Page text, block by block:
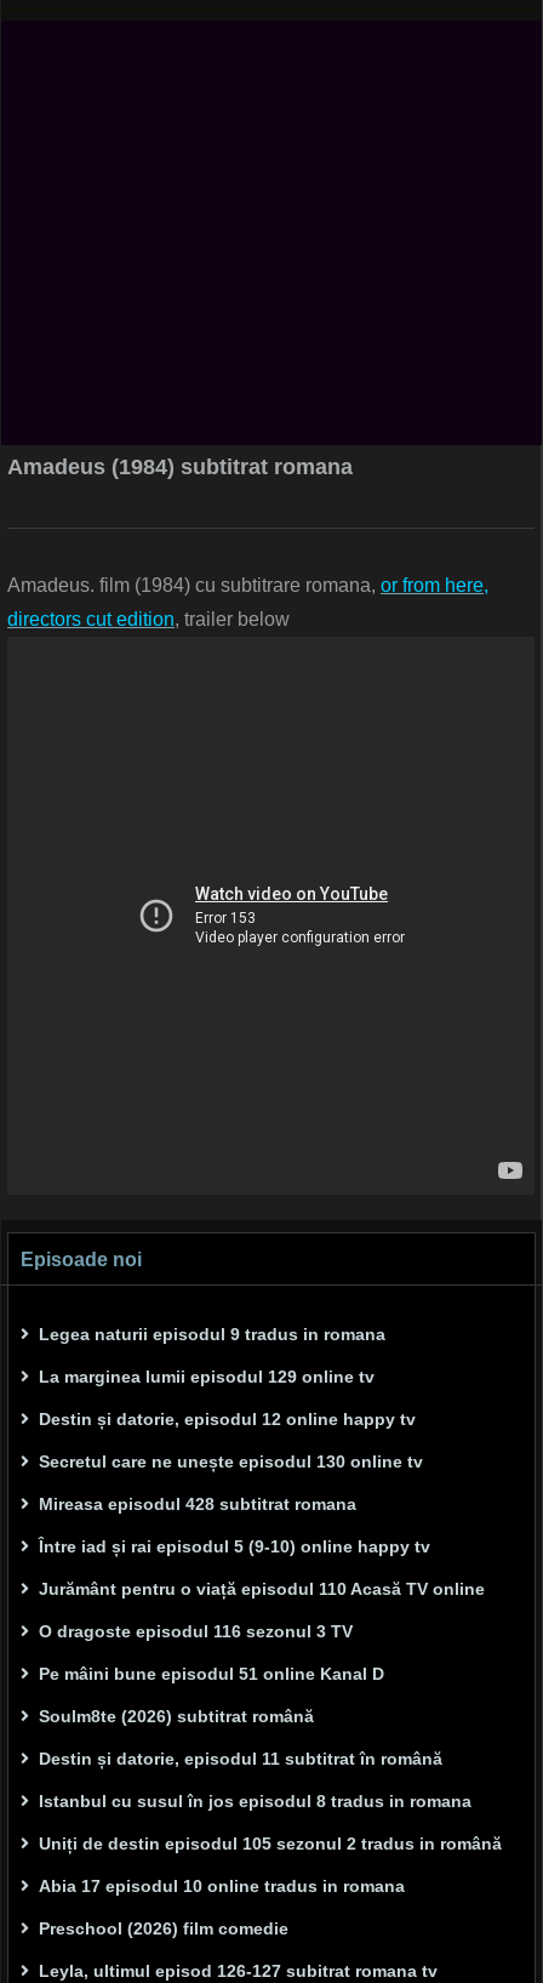
Amadeus (1984) subtitrat romana
Amadeus. film (1984) cu subtitrare romana, or from here,
directors cut edition, trailer below
Episoade noi
Legea naturii episodul 9 tradus in romana
La marginea lumii episodul 129 online tv
Destin și datorie, episodul 12 online happy tv
Secretul care ne unește episodul 130 online tv
Mireasa episodul 428 subtitrat romana
Între iad și rai episodul 5 (9-10) online happy tv
Jurământ pentru o viață episodul 110 Acasă TV online
O dragoste episodul 116 sezonul 3 TV
Pe mâini bune episodul 51 online Kanal D
Soulm8te (2026) subtitrat română
Destin și datorie, episodul 11 subtitrat în română
Istanbul cu susul în jos episodul 8 tradus in romana
Uniți de destin episodul 105 sezonul 2 tradus in română
Abia 17 episodul 10 online tradus in romana
Preschool (2026) film comedie
Leyla, ultimul episod 126-127 subitrat romana tv